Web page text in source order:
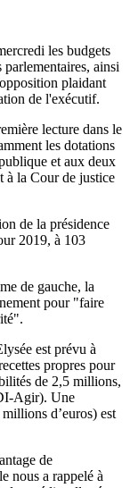
les budgets
ainsi
plaidant
de l'exécutif.
lecture dans le
les dotations
et aux deux
à la Cour de justice
de la présidence
2019, à 103
de gauche, la
pour "faire
est prévu à
propres pour
de 2,5 millions,
Agir). Une
d’euros) est
de
nous a rappelé à